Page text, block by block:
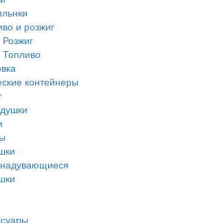
и розжиг
Розжиг
Топливо
контейнеры